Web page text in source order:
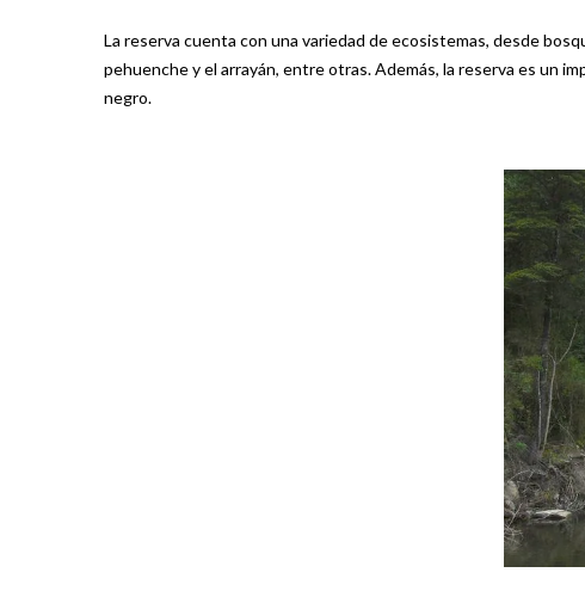
La reserva cuenta con una variedad de ecosistemas, desde
pehuenche y el arrayán, entre otras. Además, la reserva es un
negro.